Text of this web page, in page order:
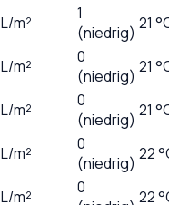
L/m²
1
(niedrig) 21
L/m²
0
(niedrig) 21
L/m²
0
(niedrig) 21
L/m²
0
(niedrig) 22
L/m²
0
22